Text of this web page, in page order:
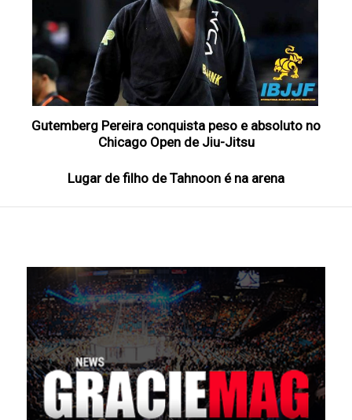
Gutemberg Pereira conquista peso e absoluto no
Chicago Open de Jiu-Jitsu
Lugar de filho de Tahnoon é na arena